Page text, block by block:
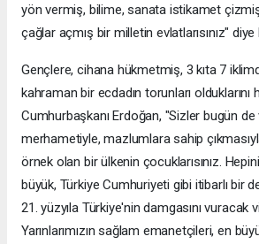
yön vermiş, bilime, sanata istikamet
çağlar açmış bir milletin evlatlarısınız"
Gençlere, cihana hükmetmiş, 3 kıta 7
kahraman bir ecdadın torunları olduklarını
Cumhurbaşkanı Erdoğan, "Sizler bugün de
merhametiyle, mazlumlara sahip
örnek olan bir ülkenin çocuklarısınız.
büyük, Türkiye Cumhuriyeti gibi itibarlı bir
21. yüzyıla Türkiye'nin damgasını vuracak
Yarınlarımızın sağlam emanetçileri, en